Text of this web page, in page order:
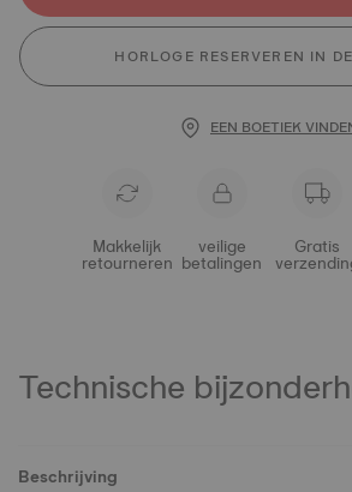
HORLOGE RESERVEREN IN
EEN BOETIEK
Makkelijk
retourneren
veilige
betalingen
Gratis
Technische
Beschrijving